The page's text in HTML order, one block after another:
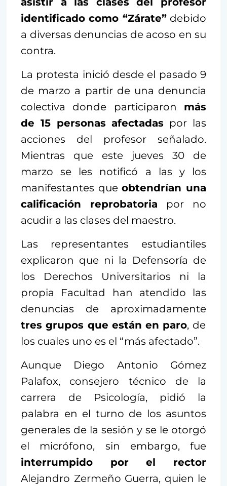
identificado como “Zárate”debido
a diversas denuncias de acoso en su
contra.
La protesta inició desde el pasado 9
de marzo a partir de una denuncia
colectiva donde participaron más
de 15 personas afectadas por las
acciones del profesor señalado.
Mientras que este jueves 30 de
marzo se les notificó a las y los
manifestantes queobtendrían una
calificación reprobatoria por no
acudir a las clases del maestro.
Las representantes estudiantiles
explicaron que ni la Defensoría de
los Derechos Universitarios ni la
propia Facultad han atendido las
denuncias de aproximadamente
tres grupos que están en paro, de
los cuales uno es el “más afectado”.
Aunque Diego Antonio Gómez
Palafox, consejero técnico de la
carrera de Psicología, pidió la
palabra en el turno de los asuntos
generales de la sesión y se le otorgó
el micrófono, sin embargo, fue
interrumpido por el rector
Alejandro Zermeño Guerra, quien le